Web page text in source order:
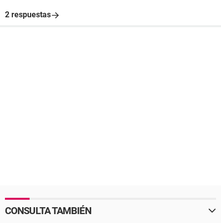
2 respuestas
CONSULTA TAMBIÉN